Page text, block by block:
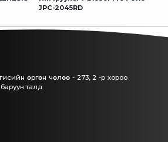
JPC-2045RD
өргөн чөлөө - 273, 2 -р хороо
талд